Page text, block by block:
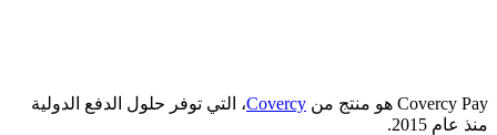
Covercy Pay هو منتج من Covercy، التي توفر حلول الدفع الدولية
منذ عام 2015.